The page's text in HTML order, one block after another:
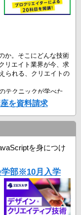
か。そこにどんな技術
リエイト業界が今、求
られる、クリエイトの
テクニックが学べた
アを視野に入れた授
ら「通学」がネック
を資料請求
を身につけ
学部※10月入学